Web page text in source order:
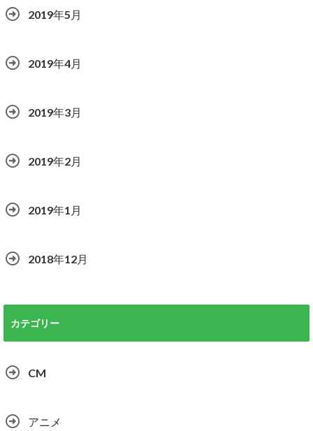
2019年5月
2019年4月
2019年3月
2019年2月
2019年1月
2018年12月
カテゴリー
CM
アニメ